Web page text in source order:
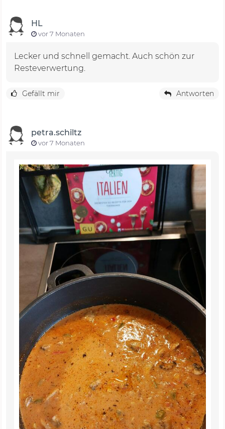
HL
vor 7 Monaten
Lecker und schnell gemacht. Auch schön zur
Resteverwertung.
Gefällt mir Antworten
petra.schiltz
vor 7 Monaten